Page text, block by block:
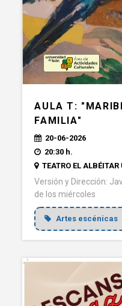
AULA T:
FAMILIA"
20-06-2026
20:30 h.
TEATRO EL ALBÉITAR
Versión y Dirección:
de los miércoles
Artes escénicas